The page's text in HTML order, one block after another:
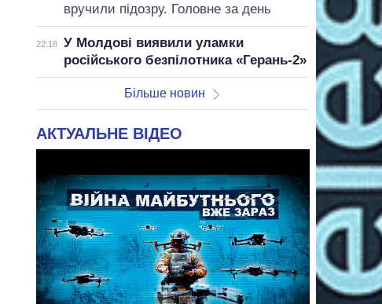
вручили підозру. Головне за день
22:18
У Молдові виявили уламки
російського безпілотника «Герань-2»
Більше новин
АКТУАЛЬНЕ ВІДЕО